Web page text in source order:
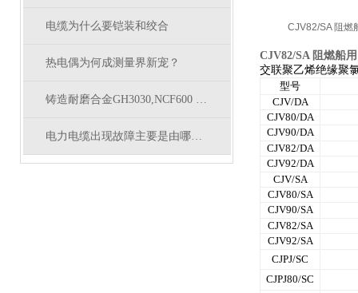
电缆为什么要铠装和绞合
热电偶为何成测量界新宠？
铸造耐磨合金GH3030,NCF600 Hr）HR1230
电力电缆出现故障主要是由哪几方面原因造成
CJV82/SA 阻燃
CJV82/SA 阻燃船
交联聚乙烯绝缘聚
型号
CJV/DA
CJV80/DA
CJV90/DA
CJV82/DA
CJV92/DA
CJV/SA
CJV80/SA
CJV90/SA
CJV82/SA
CJV92/SA
CJPJ/SC
CJPJ80/SC